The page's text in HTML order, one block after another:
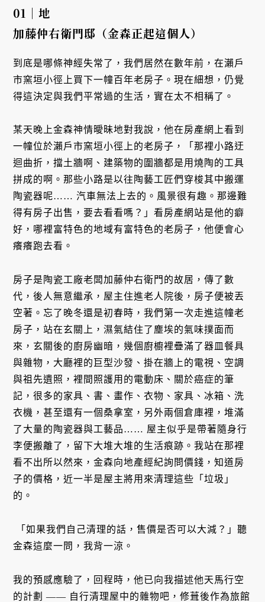
01｜地
加藤仲右衛門邸（金森正起這個人）
到底是哪條神經失常了，我們居然在數年前，在瀨戶
市窯垣小徑上買下一幢百年老房子。現在細想，仍覺
得這決定與我們平常過的生活，實在太不相稱了。
某天晚上金森神情曖昧地對我說，他在房產網上看到
一幢位於瀨戶市窯垣小徑上的老房子，「那裡小路迂
迴曲折，擋土牆啊、建築物的圍牆都是用燒陶的工具
拼成的啊。那些小路是以往陶藝工匠們穿梭其中搬運
陶瓷器呢…… 汽車無法上去的。風景很有趣。那邊難
得有房子出售，要去看看嗎？」看房產網站是他的癖
好，哪裡富特色的地域有富特色的老房子，他便會心
癢癢跑去看。
房子是陶瓷工廠老闆加藤仲右衛門的故居，傳了數
代，後人無意繼承，屋主住進老人院後，房子便被丟
空著。忘了晚冬還是初春時，我們第一次走進這幢老
房子，站在玄關上，濕氣結住了塵埃的氣味撲面而
來，玄關後的廚房幽暗，幾個廚櫥裡疊滿了器皿餐具
與雜物，大廳裡的巨型沙發、掛在牆上的電視、空調
與祖先遺照，裡間照護用的電動床、關於癌症的筆
記，很多的家具、書、畫作、衣物、家具、冰箱、洗
衣機，甚至還有一個桑拿室，另外兩個倉庫裡，堆滿
了大量的陶瓷器與工藝品…… 屋主似乎是帶著隨身行
李便搬離了，留下大堆大堆的生活痕跡。我站在那裡
看不出所以然來，金森向地產經紀詢問價錢，知道房
子的價格，近一半是屋主將用來清理這些「垃圾」
的。
「如果我們自己清理的話，售價是否可以大減？」聽
金森這麼一問，我背一涼。
我的預感應驗了，回程時，他已向我描述他天馬行空
的計劃 —— 自行清理屋中的雜物吧，修葺後作為旅館